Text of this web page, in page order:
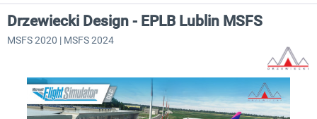
Drzewiecki Design - EPLB Lublin MSFS
MSFS 2020 | MSFS 2024